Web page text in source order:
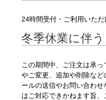
24時間受付・ご利用いただ
冬季休業に伴
この期間中、ご注文は承
やご変更、追加や削除な
ールの送信やお問い合わ
はご対応できかねます旨、